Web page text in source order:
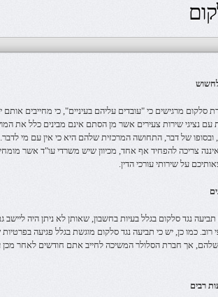
סלקום מרגישים כי "עובדים עליהם בעיניים", כי מחייבים
עם נציגי שירות צעירים אשר מן הסתם אינם מבינים כלל את
של דבר, התחושה המרכזית שלהם היא כי אין עם מי
צריכה להפחיד אף אחד, מכיוון שיש משרדי עו"ד אשר
על שירותי עורכי הדין.
נגד סלקום בגלל בעיות בחשבון, שאותן לא ניתן היה ליישב
רוב. כמו כן, יש כי תביעה נגד סלקום מוגשת בגלל פגיעה
אך חברת הסלולר המשיכה לחייב אתם חודשים לאחר מכן
רבים